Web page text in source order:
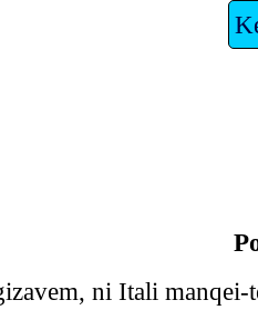
ni Itali manqei-